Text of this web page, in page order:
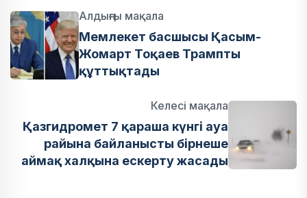
Алдыңғы мақала
Мемлекет басшысы Қасым-
Жомарт Тоқаев Трампты
құттықтады
Келесі мақала
Қазгидромет 7 қараша күнгі ауа
райына байланысты бірнеше
аймақ халқына ескерту жасады